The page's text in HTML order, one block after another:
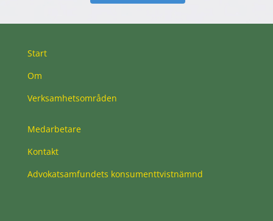
Start
Om
Verksamhetsområden
Medarbetare
Kontakt
Advokatsamfundets konsumenttvistnämnd